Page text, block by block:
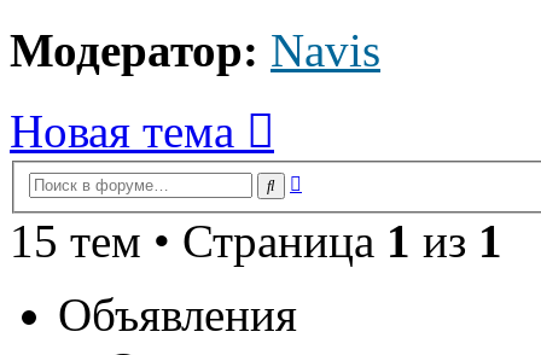
Модератор: Navis
Новая тема
Поиск
15 тем • Страница 1 из 1
Объявления